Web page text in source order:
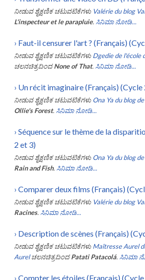
ನೀಡುವ ಶೈಕ್ಷಣಿಕ ಚಟುವಟಿಕೆಗಳು Valérie du blog
L'inspecteur et le parapluie. ಸಿನಿಮಾ ನೋಡಿ...
› Faut-il censurer l'art ? (Français)
ನೀಡುವ ಶೈಕ್ಷಣಿಕ ಚಟುವಟಿಕೆಗಳು Dgedie de l'école
ಚಲನಚಿತ್ರದಿಂದ None of That. ಸಿನಿಮಾ ನೋಡಿ...
› Un récit imaginaire (Français) (Cycle
ನೀಡುವ ಶೈಕ್ಷಣಿಕ ಚಟುವಟಿಕೆಗಳು Ona Ya du blog
Ollie's Forest. ಸಿನಿಮಾ ನೋಡಿ...
› Séquence sur le thème de la
2 et 3)
ನೀಡುವ ಶೈಕ್ಷಣಿಕ ಚಟುವಟಿಕೆಗಳು Ona Ya du blog
Rain and Fish. ಸಿನಿಮಾ ನೋಡಿ...
› Comparer deux films (Français)
ನೀಡುವ ಶೈಕ್ಷಣಿಕ ಚಟುವಟಿಕೆಗಳು Valérie du blog
Racines. ಸಿನಿಮಾ ನೋಡಿ...
› Description de scènes (Français)
ನೀಡುವ ಶೈಕ್ಷಣಿಕ ಚಟುವಟಿಕೆಗಳು Maîtresse Aurel
Aurel ಚಲನಚಿತ್ರದಿಂದ Patati Patacolá. ಸಿನಿಮಾ
› Compter les étoiles (Français)